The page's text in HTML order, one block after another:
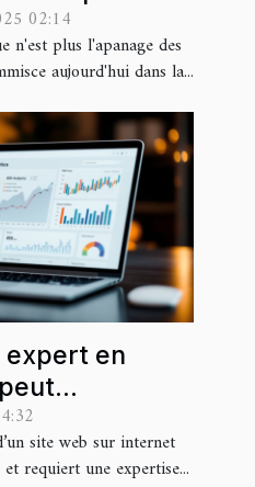
?
02:14
n'est plus l'apanage des
aujourd'hui dans la...
expert en
visibilité
site web sur internet
et requiert une expertise...